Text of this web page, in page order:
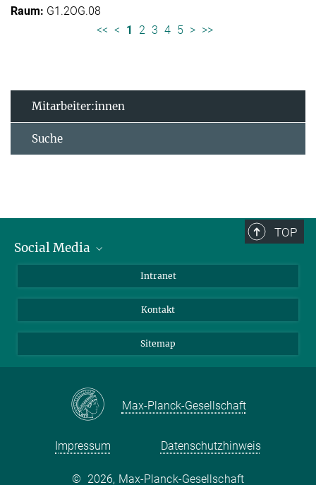
G1.2OG.08
<< < 1 2 3 4 5 > >>
Mitarbeiter:innen
Suche
TOP
Social Media
LinkedIn
Intranet
Kontakt
Sitemap
Max-Planck-Gesellschaft
Impressum Datenschutzhinweis
© 2026, Max-Planck-Gesellschaft